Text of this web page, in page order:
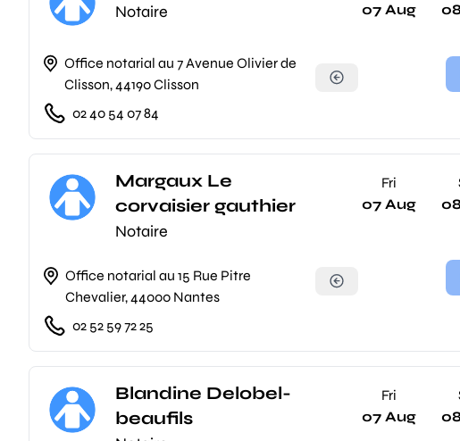
Notaire
Office notarial au 7 Avenue Olivier de
Clisson, 44190 Clisson
02 40 54 07 84
07 Aug
Margaux Le
corvaisier gauthier
Notaire
Office notarial au 15 Rue Pitre
Chevalier, 44000 Nantes
02 52 59 72 25
Fri
07 Aug
Blandine Delobel-
beaufils
Fri
07 Aug